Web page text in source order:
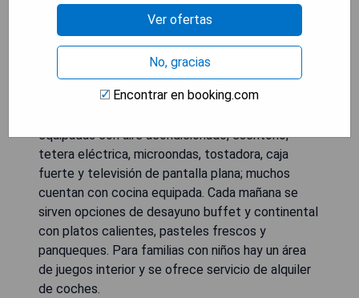
Lake Hefei, que cuenta con una piscina cubierta y
una lavadora. Este establecimiento ofrece un
restaurante, recepción 24 horas y un ascensor,
además de WiFi gratuito. Con habitaciones
familiares disponibles, también proporciona a los
equipadas con aire acondicionado, escritorio,
tetera eléctrica, microondas, tostadora, caja
fuerte y televisión de pantalla plana; muchos
cuentan con cocina equipada. Cada mañana se
sirven opciones de desayuno buffet y continental
con platos calientes, pasteles frescos y
panqueques. Para familias con niños hay un área
de juegos interior y se ofrece servicio de alquiler
de coches.
Ver ofertas
No, gracias
Encontrar en booking.com